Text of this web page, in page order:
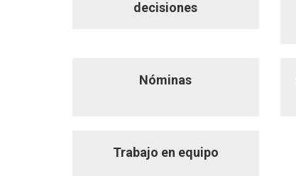
decisiones
Nóminas
Trabajo en equipo